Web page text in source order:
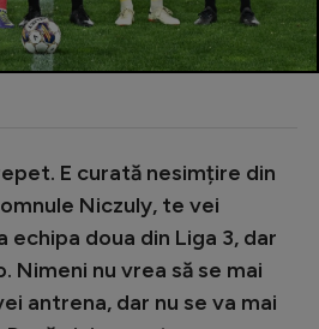
E curată nesimțire din
Niczuly, te vei
echipa doua din Liga 3, dar
Nimeni nu vrea să se mai
antrena, dar nu se va mai